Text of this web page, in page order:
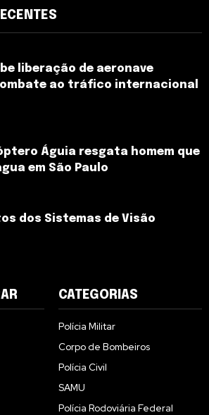
liberação de aeronave
ao tráfico internacional
Águia resgata homem que
em São Paulo
dos Sistemas de Visão
CATEGORIAS
Polícia Militar
Corpo de Bombeiros
Polícia Civil
SAMU
Polícia Rodoviária Federal